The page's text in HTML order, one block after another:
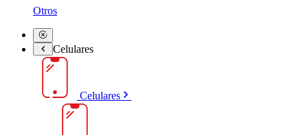
Otros
Celulares
Celulares